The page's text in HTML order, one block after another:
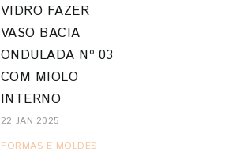
VIDRO FAZER
VASO BACIA
ONDULADA Nº 03
COM MIOLO
INTERNO
22 JAN 2025
FORMAS E MOLDES